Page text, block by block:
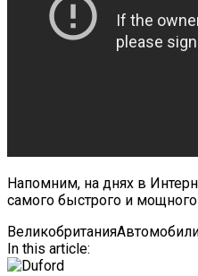
Напомним, на днях в
самого быстрого и
Великобритания
In this article: